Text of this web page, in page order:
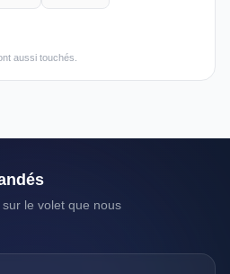
aussi touchés.
le volet que nous